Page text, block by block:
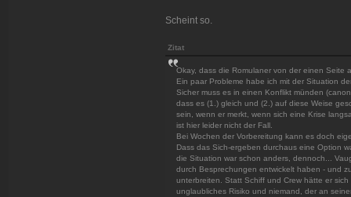
Scheint so.
Zitat
Okay, dass die Romulaner von der einen Seite
Ein paar Probleme habe ich mit der Situation
Sicher muss es in einen Konflikt münden
dass es (1.) gleich und (2.) auf diese Weise
sein, wenn er merkt, wenn sich eine Krise
ist hier leider nicht der Fall.
Bei Wochen der Vorbereitung kann es doch
Dass das Sich-ergeben durchaus eine Option
die Situation war schon anders, dennoch...
durch Besprechungen entwickelt haben - und
unterbreiten. Statt Schiff und Crew hätte er
unglaubliches Risiko und niemand, der an